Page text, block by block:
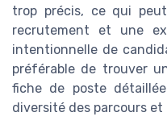
trop précis, ce qui
recrutement et une
intentionnelle de
préférable de trouver
fiche de poste
diversité des parcours et